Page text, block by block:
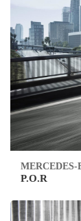
MERCEDES-
P.O.R